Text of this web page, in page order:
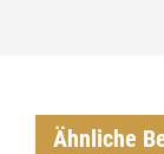
Ähnliche